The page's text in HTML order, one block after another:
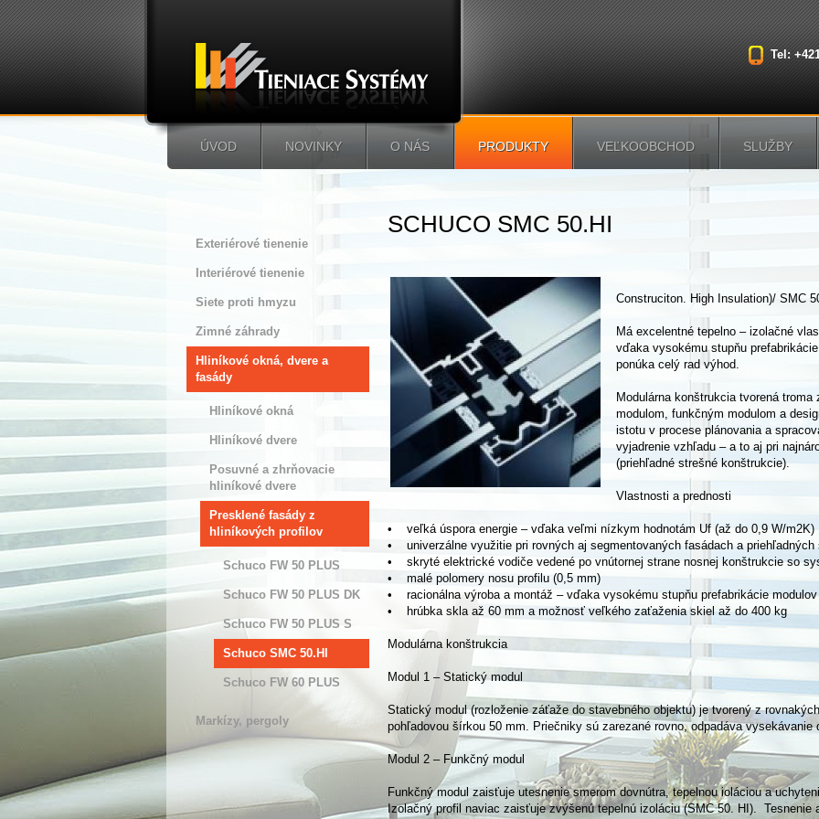
Tel:
ÚVOD NOVINKY O NÁS PRODUKTY VEĽKOOBCHOD SLUŽBY
Exteriérové tienenie
Interiérové tienenie
Siete proti hmyzu
Zimné záhrady
Hliníkové okná, dvere a
fasády
Hliníkové okná
Hliníkové dvere
Posuvné a zhrňovacie
hliníkové dvere
Presklené fasády z
hliníkových profilov
Schuco FW 50 PLUS
Schuco FW 50 PLUS DK
Schuco FW 50 PLUS S
Schuco SMC 50.HI
Schuco FW 60 PLUS
Markízy, pergoly
SCHUCO SMC 50.HI
Construciton. High Insulation)/ SMC
Má excelentné tepelno – izolačné
vďaka vysokému stupňu
ponúka celý rad výhod.
Modulárna konštrukcia tvorená
modulom, funkčným modulom a
istotu v procese plánovania a
vyjadrenie vzhľadu – a to aj pri
(priehľadné strešné konštrukcie).
Vlastnosti a prednosti
• veľká úspora energie – vďaka veľmi nízkym hodnotám Uf (až do 0,9 W/m2K)
• univerzálne využitie pri rovných aj segmentovaných fasádach a priehľadných
• skryté elektrické vodiče vedené po vnútornej strane nosnej konštrukcie so
• malé polomery nosu profilu (0,5 mm)
• racionálna výroba a montáž – vďaka vysokému stupňu prefabrikácie modulov
• hrúbka skla až 60 mm a možnosť veľkého zaťaženia skiel až do 400 kg
Modulárna konštrukcia
Modul 1 – Statický modul
Statický modul (rozloženie záťaže do stavebného objektu) je tvorený z
pohľadovou šírkou 50 mm. Priečniky sú zarezané rovno, odpadáva vysekávanie
Modul 2 – Funkčný modul
Funkčný modul zaisťuje utesnenie smerom dovnútra, tepelnou ioláciou a
Izolačný profil naviac zaisťuje zvýšenú tepelnú izoláciu (SMC 50. HI). Tesnenie